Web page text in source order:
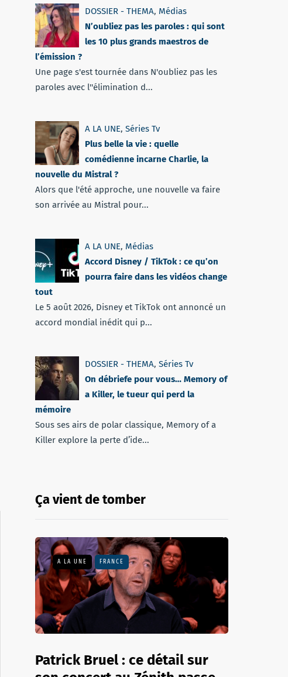
DOSSIER - THEMA, Médias
N’oubliez pas les paroles : qui sont
les 10 plus grands maestros de
l’émission ?
Une page s'est tournée dans N'oubliez pas les
paroles avec l''élimination d...
A LA UNE, Séries Tv
Plus belle la vie : quelle
comédienne incarne Charlie, la
nouvelle du Mistral ?
Alors que l'été approche, une nouvelle va faire
son arrivée au Mistral pour...
A LA UNE, Médias
Accord Disney / TikTok : ce qu’on
pourra faire dans les vidéos change
tout
Le 5 août 2026, Disney et TikTok ont annoncé un
accord mondial inédit qui p...
DOSSIER - THEMA, Séries Tv
On débriefe pour vous… Memory of
a Killer, le tueur qui perd la
mémoire
Sous ses airs de polar classique, Memory of a
Killer explore la perte d’ide...
Ça vient de tomber
A LA UNE FRANCE
Patrick Bruel : ce détail sur